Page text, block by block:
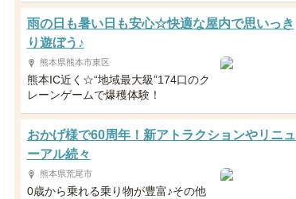
雨の日も暑い日も安心☆快適な屋内で思いっき
り遊ぼう♪
熊本県熊本市東区
熊本IC近く☆“地域最大級”174口のク
レーンゲームで爆穫体験！
おかげ様で60周年！新アトラクションやリニュ
ーアル続々
熊本県荒尾市
0歳から乗れる乗り物が豊富♪その他